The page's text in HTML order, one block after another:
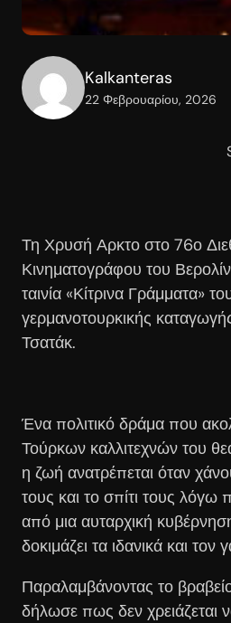
Kalkanteras
22 Φεβρουαρίου, 2026
Τη Χρυσή Αρκτο στο 76ο
Κινηματογράφου του
ταινία «Κίτρινα Γράμματα»
γερμανοτουρκικής
Τσατάκ.
Ένα πολιτικό δράμα που
Τούρκων καλλιτεχνών του
η ζωή ανατρέπεται όταν
τους και το σπίτι τους λόγω
από μια αυταρχική
δοκιμάζει τα ιδανικά και τον
Παραλαμβάνοντας το
δήλωσε πως δεν χρειάζεται